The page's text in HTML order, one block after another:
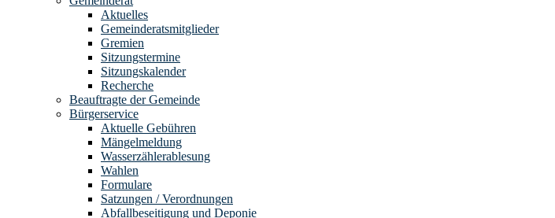
Aktuelles
Gemeinderatsmitglieder
Gremien
Sitzungstermine
Sitzungskalender
Recherche
Beauftragte der Gemeinde
Bürgerservice
Aktuelle Gebühren
Mängelmeldung
Wasserzählerablesung
Wahlen
Formulare
Satzungen / Verordnungen
Abfallbeseitigung und Deponie